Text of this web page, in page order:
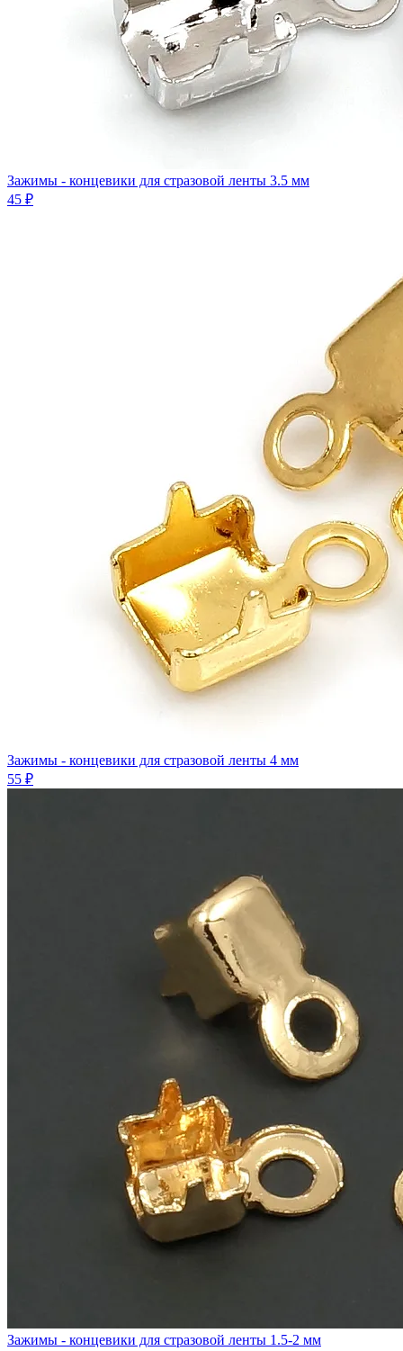
Зажимы - концевики для стразовой ленты 3.5 мм
45 ₽
Зажимы - концевики для стразовой ленты 4 мм
55 ₽
Зажимы - концевики для стразовой ленты 1.5-2 мм